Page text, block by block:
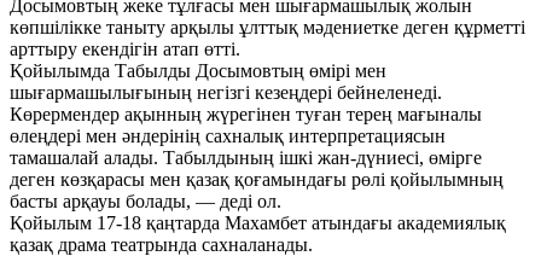
Досымовтың жеке тұлғасы мен шығармашылық жолын
көпшілікке таныту арқылы ұлттық мәдениетке деген құрметті
арттыру екендігін атап өтті.
Қойылымда Табылды Досымовтың өмірі мен
шығармашылығының негізгі кезеңдері бейнеленеді.
Көрермендер ақынның жүрегінен туған терең мағыналы
өлеңдері мен әндерінің сахналық интерпретациясын
тамашалай алады. Табылдының ішкі жан-дүниесі, өмірге
деген көзқарасы мен қазақ қоғамындағы рөлі қойылымның
басты арқауы болады, — деді ол.
Қойылым 17-18 қаңтарда Махамбет атындағы академиялық
қазақ драма театрында сахналанады.